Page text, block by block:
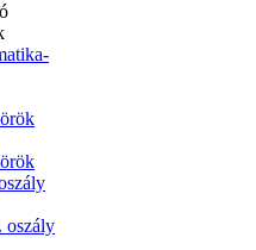
oszály